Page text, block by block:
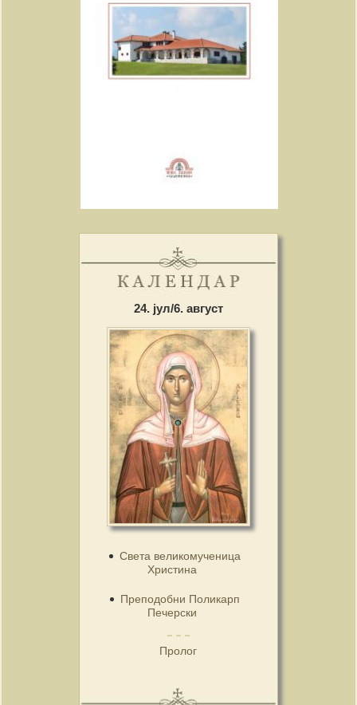
24. јул/6. август
Света великомученица
Христина
Преподобни Поликарп
Печерски
Пролог